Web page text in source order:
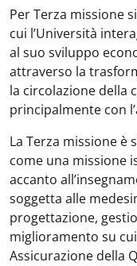
Per Terza missione
cui l’Università
al suo sviluppo
attraverso la
la circolazione della
principalmente con
La Terza missione
come una missione
accanto
soggetta alle
progettazione,
miglioramento su
Assicurazione della